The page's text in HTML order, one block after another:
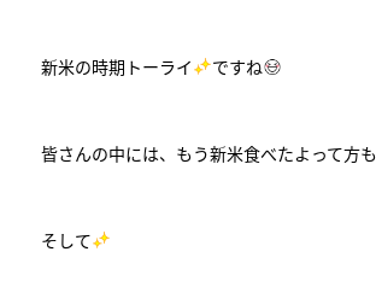
新米の時期トーライ ですね
皆さんの中には、もう新米食べたよって方
そして